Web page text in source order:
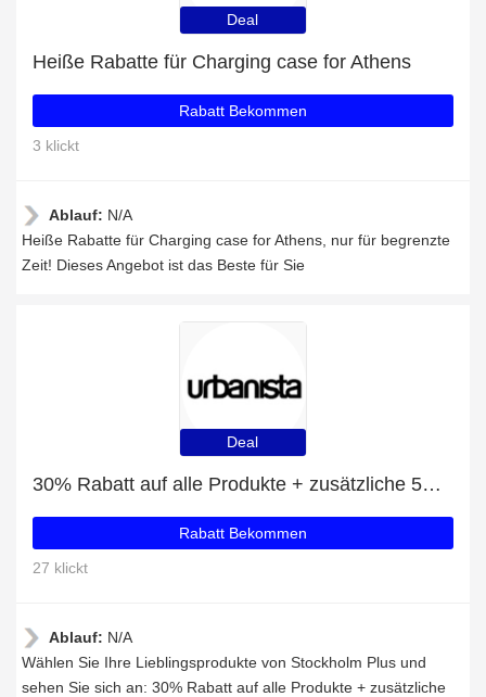
Deal
Heiße Rabatte für Charging case for Athens
Rabatt Bekommen
3 klickt
Ablauf: N/A
Heiße Rabatte für Charging case for Athens, nur für begrenzte
Zeit! Dieses Angebot ist das Beste für Sie
Deal
30% Rabatt auf alle Produkte + zusätzliche 5% für Stockholm Plus
Rabatt Bekommen
27 klickt
Ablauf: N/A
Wählen Sie Ihre Lieblingsprodukte von Stockholm Plus und
sehen Sie sich an: 30% Rabatt auf alle Produkte + zusätzliche